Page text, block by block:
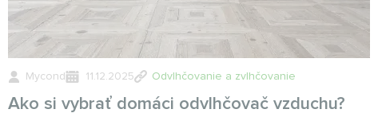
Mycond 11.12.2025 Odvlhčovanie a zvlhčovanie
Ako si vybrať domáci odvlhčovač vzduchu?